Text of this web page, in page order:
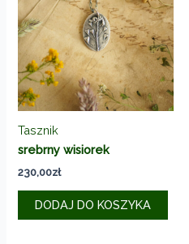
Tasznik
srebrny wisiorek
230,00zł
DODAJ DO KOSZYKA